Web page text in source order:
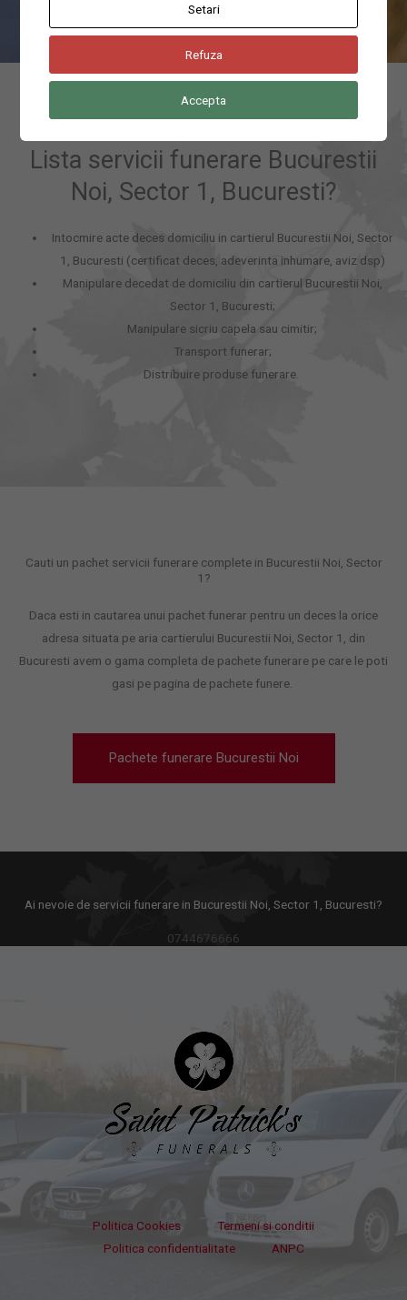
Lista servicii funerare Bucurestii
Noi, Sector 1, Bucuresti?
Intocmire acte deces domiciliu in cartierul Bucurestii Noi, Sector
1, Bucuresti (certificat deces, adeverinta inhumare, aviz dsp)
Manipulare decedat de domiciliu din cartierul Bucurestii Noi,
Sector 1, Bucuresti;
Manipulare sicriu capela sau cimitir;
Transport funerar;
Distribuire produse funerare.
Cauti un pachet servicii funerare complete in Bucurestii Noi, Sector
1?
Daca esti in cautarea unui pachet funerar pentru un deces la orice
adresa situata pe aria cartierului Bucurestii Noi, Sector 1, din
Bucuresti avem o gama completa de pachete funerare pe care le poti
gasi pe pagina de pachete funere.
Pachete funerare Bucurestii Noi
Ai nevoie de servicii funerare in Bucurestii Noi, Sector 1, Bucuresti?
0744676666
Politica Cookies
Termeni si conditii
Politica confidentialitate
ANPC
Setari
Refuza
Accepta